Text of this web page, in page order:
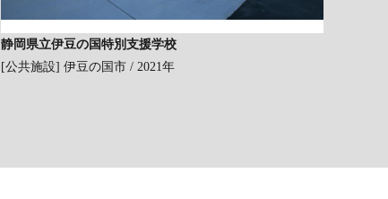
静岡県立伊豆の国特別支援学校
[公共施設] 伊豆の国市 / 2021年